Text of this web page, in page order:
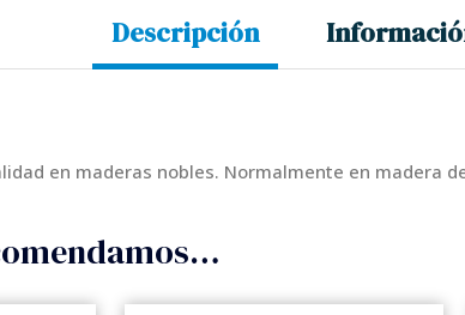
Descripción
en maderas nobles. Normalmente en madera